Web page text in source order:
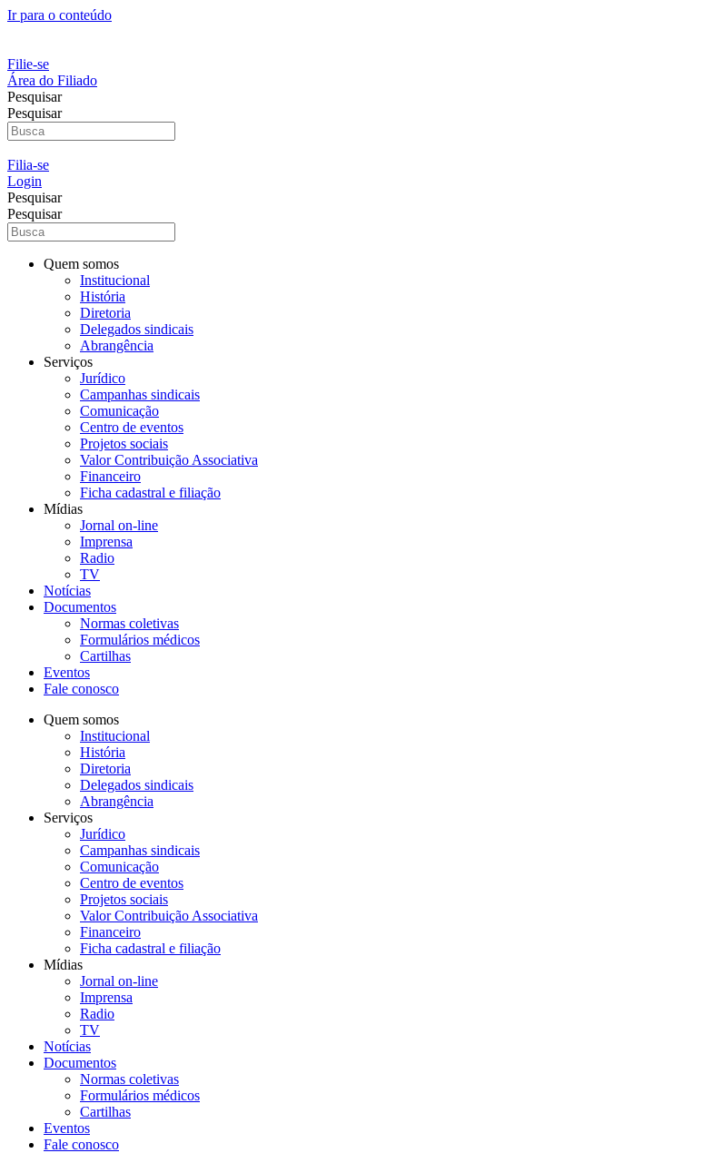
Ir para o conteúdo
Filie-se
Área do Filiado
Pesquisar
Pesquisar
Filia-se
Login
Pesquisar
Pesquisar
Quem somos
Institucional
História
Diretoria
Delegados sindicais
Abrangência
Serviços
Jurídico
Campanhas sindicais
Comunicação
Centro de eventos
Projetos sociais
Valor Contribuição Associativa
Financeiro
Ficha cadastral e filiação
Mídias
Jornal on-line
Imprensa
Radio
TV
Notícias
Documentos
Normas coletivas
Formulários médicos
Cartilhas
Eventos
Fale conosco
Quem somos
Institucional
História
Diretoria
Delegados sindicais
Abrangência
Serviços
Jurídico
Campanhas sindicais
Comunicação
Centro de eventos
Projetos sociais
Valor Contribuição Associativa
Financeiro
Ficha cadastral e filiação
Mídias
Jornal on-line
Imprensa
Radio
TV
Notícias
Documentos
Normas coletivas
Formulários médicos
Cartilhas
Eventos
Fale conosco